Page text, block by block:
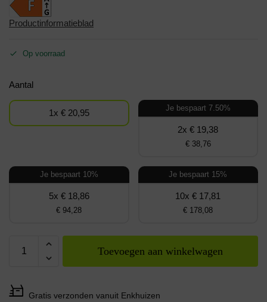
Productinformatieblad
Op voorraad
Aantal
1x € 20,95 Je bespaart 7.50%
2x € 19,38
€ 38,76
Je bespaart 10%
5x € 18,86
€ 94,28
Je bespaart 15%
10x € 17,81
€ 178,08
Toevoegen aan winkelwagen
Gratis verzonden vanuit Enkhuizen